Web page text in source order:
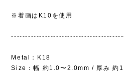
※着画はK10を使用
Metal：K18
Size：幅 約1.0〜2.0mm / 厚み 約